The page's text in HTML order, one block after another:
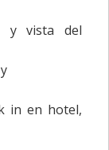
y vista del
in en hotel,